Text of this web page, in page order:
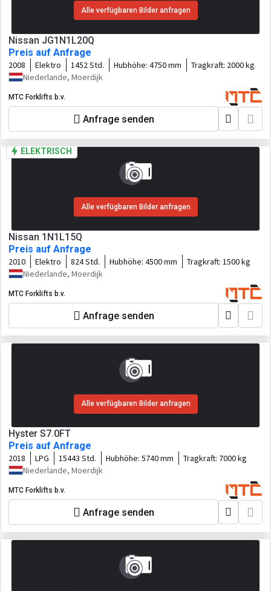
Alle verfügbaren Bilder anfragen
Nissan JG1N1L20Q
Preis auf Anfrage
2008 Elektro 1452 Std. Hubhöhe: 4750 mm Tragkraft: 2000 kg
Niederlande, Moerdijk
MTC Forklifts b.v.
Anfrage senden
Alle verfügbaren Bilder anfragen
ELEKTRISCH
Nissan 1N1L15Q
Preis auf Anfrage
2010 Elektro 824 Std. Hubhöhe: 4500 mm Tragkraft: 1500 kg
Niederlande, Moerdijk
MTC Forklifts b.v.
Anfrage senden
Alle verfügbaren Bilder anfragen
Hyster S7.0FT
Preis auf Anfrage
2018 LPG 15443 Std. Hubhöhe: 5740 mm Tragkraft: 7000 kg
Niederlande, Moerdijk
MTC Forklifts b.v.
Anfrage senden